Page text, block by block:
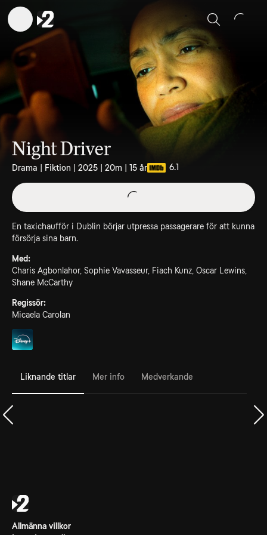
Sök
Night Driver
Drama | Fiktion | 2025 | 20m | 15 år 6.1
En taxichaufför i Dublin börjar utpressa passagerare för att kunna
försörja sina barn.
Med:
Charis Agbonlahor, Sophie Vavasseur, Fiach Kunz, Oscar Lewins,
Shane McCarthy
Regissör:
Micaela Carolan
Liknande titlar Mer info Medverkande
Allmänna villkor